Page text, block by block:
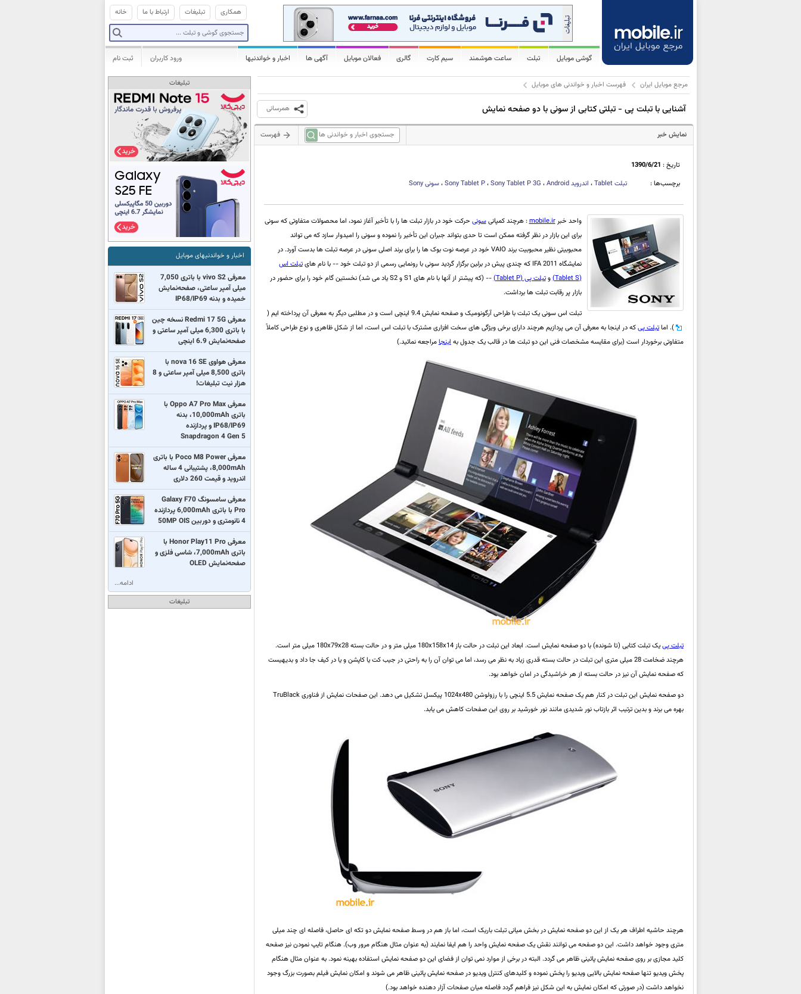
خانه ارتباط با ما تبلیغات همکاری
گوشی موبایل تبلت ساعت هوشمند سیم کارت گالری فعالان موبایل آگهی ها اخبار و خواندنیها ثبت نام ورود کاربران
مرجع موبایل ایران فهرست اخبار و خواندنی های موبایل
آشنایی با تبلت پی - تبلتی کتابی از سونی با دو صفحه نمایش همرسانی
نمایش خبر فهرست
تاریخ : 1390/6/21
برچسب‌ها :
تبلتTablet، اندرویدAndroid، Sony Tablet P،Sony Tablet P 3G ،سونیSony
واحد خبرmobile.ir: هرچند کمپانیسونی حرکت خود در بازار تبلت ها را با تأخیر آغاز نمود، اما محصولات متفاوتی که سونی
برای این بازار در نظر گرفته ممکن است تا حدی بتواند جبران این تأخیر را نموده و سونی را امیدوار سازد که می تواند
محبوبیتی نظیر محبوبیت برند VAIO خود در عرصه نوت بوک ها را برای برند اصلی سونی در عرصه تبلت ها بدست آورد. در
نمایشگاه IFA 2011 که چندی پیش در برلین برگزار گردید سونی با رونمایی رسمی از دو تبلت خود -- با نام های
تبلت اس
(Tablet S)
وتبلت پی (Tablet P)
-- (که پیشتر از آنها با نام های S1 و S2 یاد می شد) نخستین گام خود را برای حضور در
بازار پر رقابت تبلت ها برداشت.
تبلت اس سونی یک تبلت با طراحی آرگونومیک و صفحه نمایش 9.4 اینچی است و در مطلبی دیگر به معرفی آن پرداخته ایم (
). اماتبلت پیکه در اینجا به معرفی آن می پردازیم هرچند دارای برخی ویژگی های سخت افزاری مشترک با تبلت اس است، اما از شکل ظاهری و نوع طراحی کاملاً
متفاوتی برخوردار است (برای مقایسه مشخصات فنی این دو تبلت ها در قالب یک جدول بهاینجامراجعه نمائید.)
تبلت پی
یک تبلت کتابی (تا شونده) با دو صفحه نمایش است. ابعاد این تبلت در حالت باز 180x158x14 میلی متر و در حالت بسته 180x79x28 میلی متر است.
هرچند ضخامت 28 میلی متری این تبلت در حالت بسته قدری زیاد به نظر می رسد، اما می توان آن را به راحتی در جیب کت یا کاپشن و یا در کیف جا داد و بدیهیست
که صفحه نمایش آن نیز در حالت بسته از هر خراشیدگی در امان خواهد بود.
دو صفحه نمایش این تبلت در کنار هم یک صفحه نمایش 5.5 اینچی را با رزولوشن 1024x480 پیکسل تشکیل می دهد. این صفحات نمایش از فناوری TruBlack
بهره می برند و بدین ترتیب اثر بازتاب نور شدیدی مانند نور خورشید بر روی این صفحات کاهش می یابد.
هرچند حاشیه اطراف هر یک از این دو صفحه نمایش در بخش میانی تبلت باریک است، اما باز هم در وسط صفحه نمایش دو تکه ای حاصل، فاصله ای چند میلی
متری وجود خواهد داشت. این دو صفحه می توانند نقش یک صفحه نمایش واحد را هم ایفا نمایند (به عنوان مثال هنگام مرور وب). هنگام تایپ نمودن نیز صفحه
کلید مجازی بر روی صفحه نمایش پائینی ظاهر می گردد. البته در برخی از موارد نمی توان از فضای این دو صفحه نمایش استفاده بهینه نمود. به عنوان مثال هنگام
پخش ویدیو تنها صفحه نمایش بالایی ویدیو را پخش نموده و کلیدهای کنترل ویدیو در صفحه نمایش پائینی ظاهر می شوند و امکان نمایش فیلم بصورت بزرگ وجود
نخواهد داشت (در صورتی که امکان نمایش به این شکل نیز فراهم گردد فاصله میان صفحات آزار دهنده خواهد بود.)
تبلیغات
اخبار و خواندنیهای موبایل
معرفی vivo S2 با باتری 7,050
میلی آمپر ساعتی، صفحه‌نمایش
خمیده و بدنه IP68/IP69
معرفی Redmi 17 5G نسخه چین
با باتری 6,300 میلی آمپر ساعتی و
صفحه‌نمایش 6.9 اینچی
معرفی هواوی nova 16 SE با
باتری 8,500 میلی آمپر ساعتی و 8
هزار نیت تبلیغات!
معرفی Oppo A7 Pro Max با
باتری 10,000mAh، بدنه
IP68/IP69 و پردازنده
Snapdragon 4 Gen 5
معرفی Poco M8 Power با باتری
8,000mAh، پشتیبانی 4 ساله
اندروید و قیمت 260 دلاری
معرفی سامسونگ Galaxy F70
Pro با باتری 6,000mAh پردازنده
4 نانومتری و دوربین 50MP OIS
معرفی Honor Play11 Pro با
باتری 7,000mAh، شاسی فلزی و
صفحه‌نمایش OLED
ادامه...
تبلیغات